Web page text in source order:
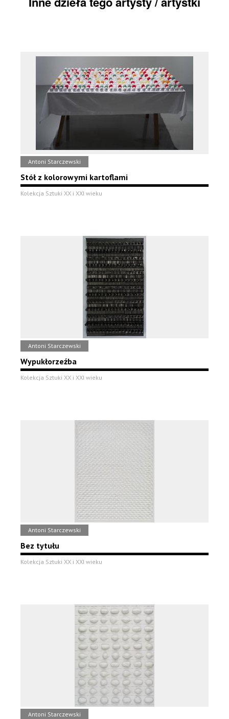
Antoni Starczewski
Stół z kolorowymi kartoflami
Kolekcja Sztuki XX i XXI wieku
Antoni Starczewski
Wypukłorzeźba
Kolekcja Sztuki XX i XXI wieku
Antoni Starczewski
Bez tytułu
Kolekcja Sztuki XX i XXI wieku
Antoni Starczewski